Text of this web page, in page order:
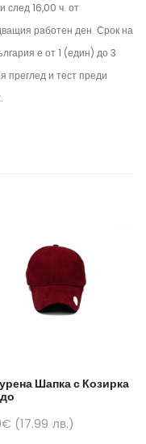
след 16,00 ч. от
работен ден. Срок на
е от 1 (един) до 3
преглед и тест преди
Шапка с Козирка
(17.99 лв.)